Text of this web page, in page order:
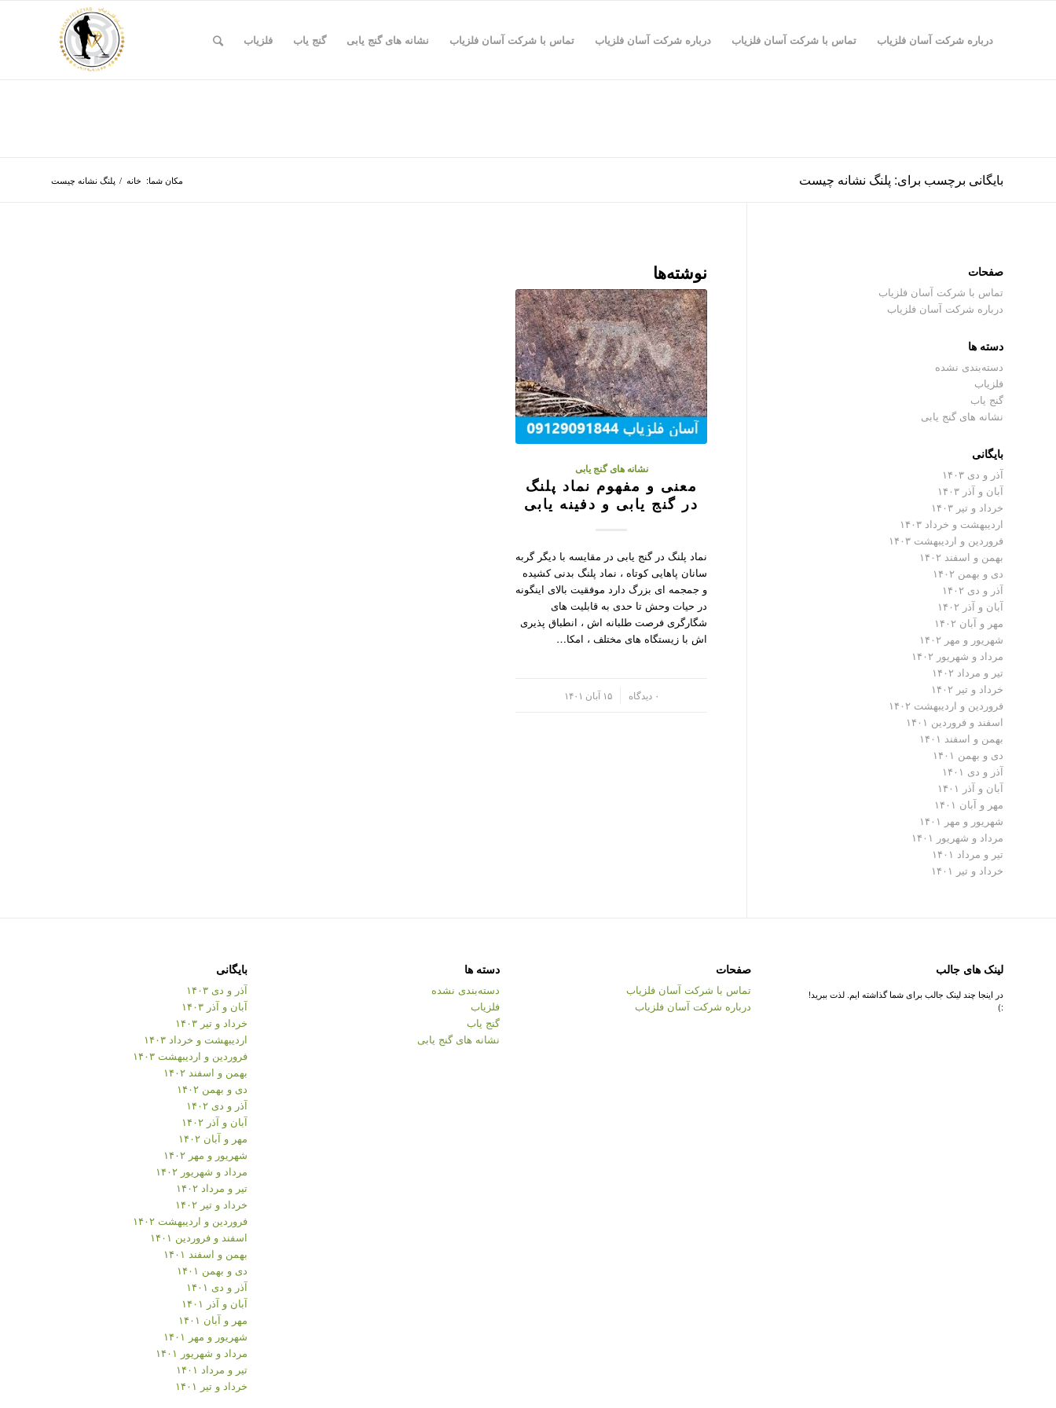
درباره شرکت آسان فلزیاب تماس با شرکت آسان فلزیاب درباره شرکت آسان فلزیاب تماس با شرکت آسان فلزیاب نشانه های گنج یابی گنج یاب فلزیاب
بایگانی برچسب برای: پلنگ نشانه چیست مکان شما: خانه / پلنگ نشانه چیست
نوشته‌ها
نشانه های گنج یابی
معنی و مفهوم نماد پلنگ
در گنج یابی و دفینه یابی
نماد پلنگ در گنج یابی در مقایسه با دیگر گربه
سانان پاهایی کوتاه ، نماد پلنگ بدنی کشیده
و جمجمه ای بزرگ دارد موفقیت بالای اینگونه
در حیات وحش تا حدی به قابلیت های
شگارگری فرصت طلبانه اش ، انطباق پذیری
اش با زیستگاه های مختلف ، امکا…
۰ دیدگاه ۱۵ آبان ۱۴۰۱
صفحات
تماس با شرکت آسان فلزیاب
درباره شرکت آسان فلزیاب
دسته ها
دسته‌بندی نشده
فلزیاب
گنج یاب
نشانه های گنج یابی
بایگانی
آذر و دی ۱۴۰۳
آبان و آذر ۱۴۰۳
خرداد و تیر ۱۴۰۳
اردیبهشت و خرداد ۱۴۰۳
فروردین و اردیبهشت ۱۴۰۳
بهمن و اسفند ۱۴۰۲
دی و بهمن ۱۴۰۲
آذر و دی ۱۴۰۲
آبان و آذر ۱۴۰۲
مهر و آبان ۱۴۰۲
شهریور و مهر ۱۴۰۲
مرداد و شهریور ۱۴۰۲
تیر و مرداد ۱۴۰۲
خرداد و تیر ۱۴۰۲
فروردین و اردیبهشت ۱۴۰۲
اسفند و فروردین ۱۴۰۱
بهمن و اسفند ۱۴۰۱
دی و بهمن ۱۴۰۱
آذر و دی ۱۴۰۱
آبان و آذر ۱۴۰۱
مهر و آبان ۱۴۰۱
شهریور و مهر ۱۴۰۱
مرداد و شهریور ۱۴۰۱
تیر و مرداد ۱۴۰۱
خرداد و تیر ۱۴۰۱
لینک های جالب
در اینجا چند لینک جالب برای شما گذاشته ایم. لذت ببرید!
:)
صفحات
تماس با شرکت آسان فلزیاب
درباره شرکت آسان فلزیاب
دسته ها
دسته‌بندی نشده
فلزیاب
گنج یاب
نشانه های گنج یابی
بایگانی
آذر و دی ۱۴۰۳
آبان و آذر ۱۴۰۳
خرداد و تیر ۱۴۰۳
اردیبهشت و خرداد ۱۴۰۳
فروردین و اردیبهشت ۱۴۰۳
بهمن و اسفند ۱۴۰۲
دی و بهمن ۱۴۰۲
آذر و دی ۱۴۰۲
آبان و آذر ۱۴۰۲
مهر و آبان ۱۴۰۲
شهریور و مهر ۱۴۰۲
مرداد و شهریور ۱۴۰۲
تیر و مرداد ۱۴۰۲
خرداد و تیر ۱۴۰۲
فروردین و اردیبهشت ۱۴۰۲
اسفند و فروردین ۱۴۰۱
بهمن و اسفند ۱۴۰۱
دی و بهمن ۱۴۰۱
آذر و دی ۱۴۰۱
آبان و آذر ۱۴۰۱
مهر و آبان ۱۴۰۱
شهریور و مهر ۱۴۰۱
مرداد و شهریور ۱۴۰۱
تیر و مرداد ۱۴۰۱
خرداد و تیر ۱۴۰۱